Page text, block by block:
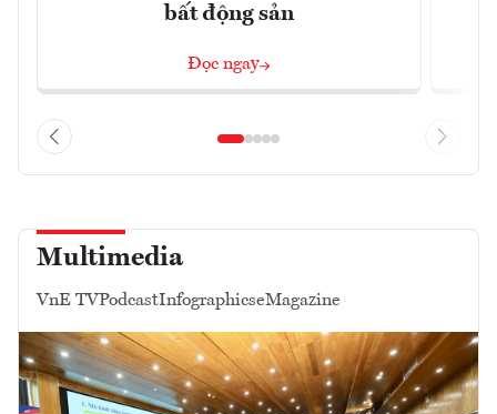
bất động sản
Đọc ngay
Multimedia
VnE TVPodcastInfographicseMagazine